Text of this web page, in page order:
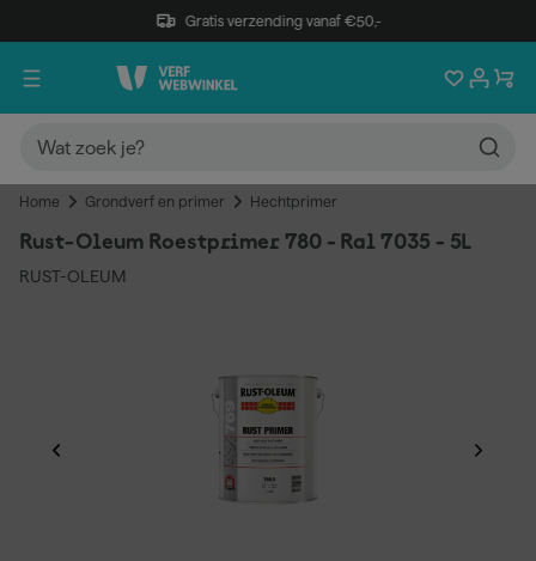
Gratis verzending vanaf €50,-
Home Grondverf en primer Hechtprimer
Rust-Oleum Roestprimer 780 - Ral 7035 - 5L
RUST-OLEUM